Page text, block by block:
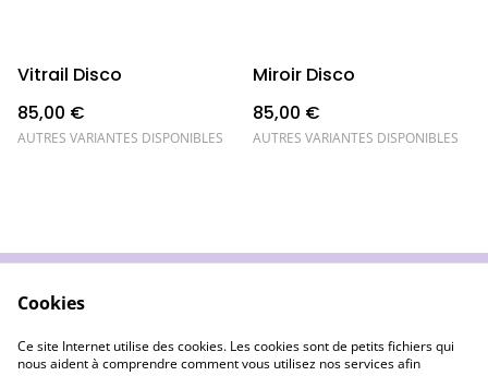
Vitrail Disco
85,00 €
AUTRES VARIANTES DISPONIBLES
Miroir Disco
85,00 €
AUTRES VARIANTES DISPONIBLES
LIvraison & Retours
Confidentialité
Cookies
Cookies
Ce site Internet utilise des cookies. Les cookies sont de petits fichiers qui
nous aident à comprendre comment vous utilisez nos services afin